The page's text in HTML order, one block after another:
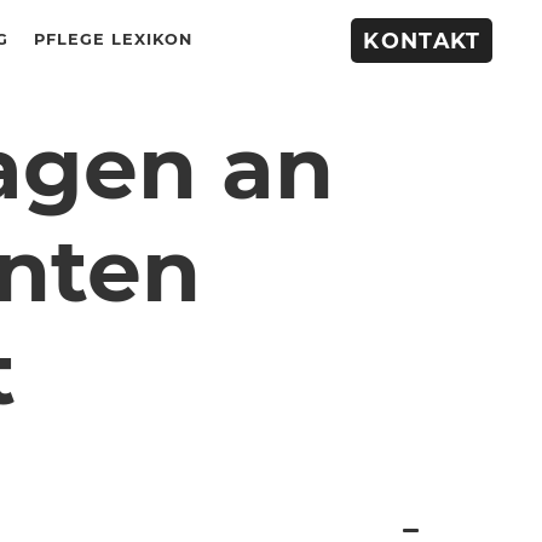
PFLEGE LEXIKON KONTAKT
an